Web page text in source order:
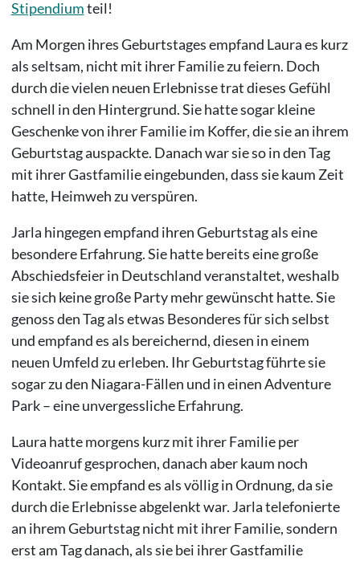
Stipendiumteil!
Am Morgen ihres Geburtstages empfand Laura es kurz
als seltsam, nicht mit ihrer Familie zu feiern. Doch
durch die vielen neuen Erlebnisse trat dieses Gefühl
schnell in den Hintergrund. Sie hatte sogar kleine
Geschenke von ihrer Familie im Koffer, die sie an ihrem
Geburtstag auspackte. Danach war sie so in den Tag
mit ihrer Gastfamilie eingebunden, dass sie kaum Zeit
hatte, Heimweh zu verspüren.
Jarla hingegen empfand ihren Geburtstag als eine
besondere Erfahrung. Sie hatte bereits eine große
Abschiedsfeier in Deutschland veranstaltet, weshalb
sie sich keine große Party mehr gewünscht hatte. Sie
genoss den Tag als etwas Besonderes für sich selbst
und empfand es als bereichernd, diesen in einem
neuen Umfeld zu erleben. Ihr Geburtstag führte sie
sogar zu den Niagara-Fällen und in einen Adventure
Park – eine unvergessliche Erfahrung.
Laura hatte morgens kurz mit ihrer Familie per
Videoanruf gesprochen, danach aber kaum noch
Kontakt. Sie empfand es als völlig in Ordnung, da sie
durch die Erlebnisse abgelenkt war. Jarla telefonierte
an ihrem Geburtstag nicht mit ihrer Familie, sondern
erst am Tag danach, als sie bei ihrer Gastfamilie